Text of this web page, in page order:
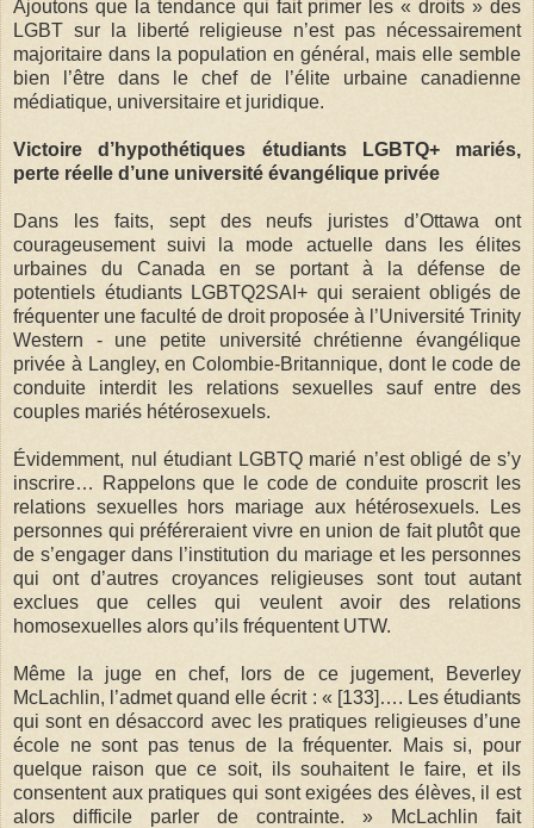
Ajoutons que la tendance qui fait primer les « droits » des
LGBT sur la liberté religieuse n’est pas nécessairement
majoritaire dans la population en général, mais elle semble
bien l’être dans le chef de l’élite urbaine canadienne
médiatique, universitaire et juridique.
Victoire d’hypothétiques étudiants LGBTQ+ mariés,
perte réelle d’une université évangélique privée
Dans les faits, sept des neufs juristes d’Ottawa ont
courageusement suivi la mode actuelle dans les élites
urbaines du Canada en se portant à la défense de
potentiels étudiants LGBTQ2SAI+ qui seraient obligés de
fréquenter une faculté de droit proposée à l’Université Trinity
Western - une petite université chrétienne évangélique
privée à Langley, en Colombie-Britannique, dont le code de
conduite interdit les relations sexuelles sauf entre des
couples mariés hétérosexuels.
Évidemment, nul étudiant LGBTQ marié n’est obligé de s’y
inscrire… Rappelons que le code de conduite proscrit les
relations sexuelles hors mariage aux hétérosexuels. Les
personnes qui préféreraient vivre en union de fait plutôt que
de s’engager dans l’institution du mariage et les personnes
qui ont d’autres croyances religieuses sont tout autant
exclues que celles qui veulent avoir des relations
homosexuelles alors qu’ils fréquentent UTW.
Même la juge en chef, lors de ce jugement, Beverley
McLachlin, l’admet quand elle écrit : « [133]…. Les étudiants
qui sont en désaccord avec les pratiques religieuses d’une
école ne sont pas tenus de la fréquenter. Mais si, pour
quelque raison que ce soit, ils souhaitent le faire, et ils
consentent aux pratiques qui sont exigées des élèves, il est
alors difficile parler de contrainte. » McLachlin fait